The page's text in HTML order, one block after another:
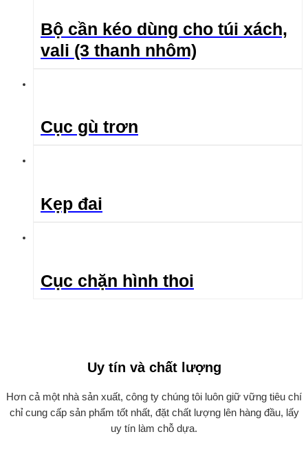
Bộ cần kéo dùng cho túi xách,
vali (3 thanh nhôm)
Cục gù trơn
Kẹp đai
Cục chặn hình thoi
Uy tín và chất lượng
Hơn cả một nhà sản xuất, công ty chúng tôi luôn giữ vững tiêu chí
chỉ cung cấp sản phẩm tốt nhất, đặt chất lượng lên hàng đầu, lấy
uy tín làm chỗ dựa.